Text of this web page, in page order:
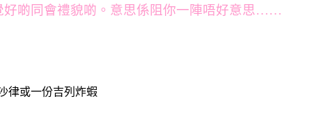
好啲同會禮貌啲。意思係阻你一陣唔好意思……
律或一份吉列炸蝦